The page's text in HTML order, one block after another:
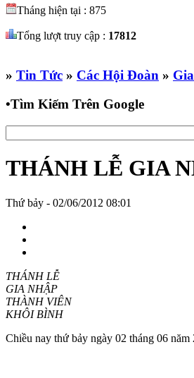
Tháng hiện tại : 875
Tổng lượt truy cập : 17812
» Tin Tức » Các Hội Đoàn »
•Tìm Kiếm Trên Google
THÁNH LỄ GIA
Thứ bảy - 02/06/2012 08:01
THÁNH LỄ
GIA NHẬP
THÀNH VIÊN
KHÔI BÌNH
Chiều nay thứ bảy ngày 02 tháng 06